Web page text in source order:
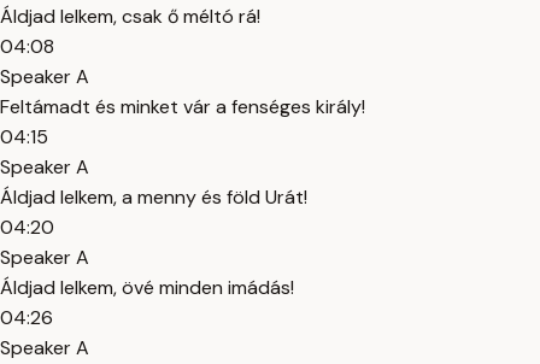
Áldjad lelkem, csak ő méltó rá!
04:08
Speaker A
Feltámadt és minket vár a fenséges király!
04:15
Speaker A
Áldjad lelkem, a menny és föld Urát!
04:20
Speaker A
Áldjad lelkem, övé minden imádás!
04:26
Speaker A